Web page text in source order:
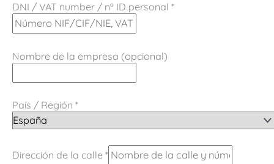
DNI / VAT number / nº ID personal *
Nombre de la empresa (opcional)
País / Región *
Dirección de la calle *